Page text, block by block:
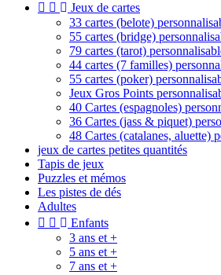
 
Jeux de cartes
33 cartes (belote)
55 cartes (bridge)
79 cartes (tarot)
44 cartes (7 familles)
55 cartes (poker)
Jeux Gros Points
40 Cartes (espagnoles)
36 Cartes (jass & piquet)
48 Cartes (catalanes, aluette)
jeux de cartes petites quantités
Tapis de jeux
Puzzles et mémos
Les pistes de dés
Adultes
 
Enfants
3 ans et +
5 ans et +
7 ans et +